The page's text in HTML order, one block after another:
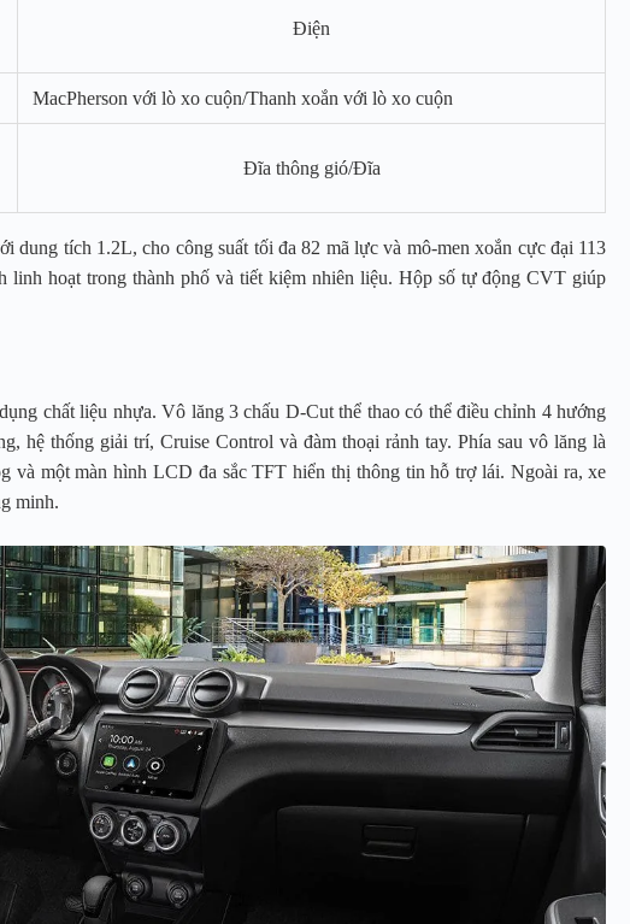
Điện
MacPherson với lò xo cuộn/Thanh xoắn với lò xo cuộn
Đĩa thông gió/Đĩa
dung tích 1.2L, cho công suất tối đa 82 mã lực và mô-men xoắn cực đại 113
linh hoạt trong thành phố và tiết kiệm nhiên liệu. Hộp số tự động CVT giúp
chất liệu nhựa. Vô lăng 3 chấu D-Cut thể thao có thể điều chỉnh 4 hướng
hệ thống giải trí, Cruise Control và đàm thoại rảnh tay. Phía sau vô lăng là
và một màn hình LCD đa sắc TFT hiển thị thông tin hỗ trợ lái. Ngoài ra, xe
minh.